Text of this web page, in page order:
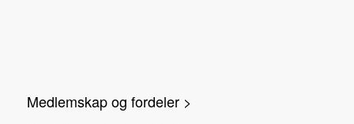
Medlemskap og fordeler >